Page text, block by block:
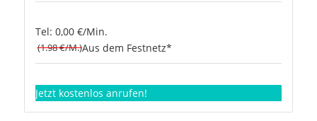
Tel: 0,00 €/Min.
(1.98 €/M.)Aus dem Festnetz*
Jetzt kostenlos anrufen!